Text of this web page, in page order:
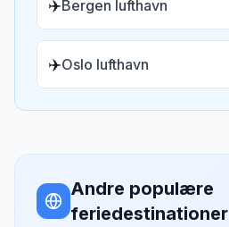
✈️Bergen lufthavn
✈️Oslo lufthavn
Andre populære
feriedestinationer